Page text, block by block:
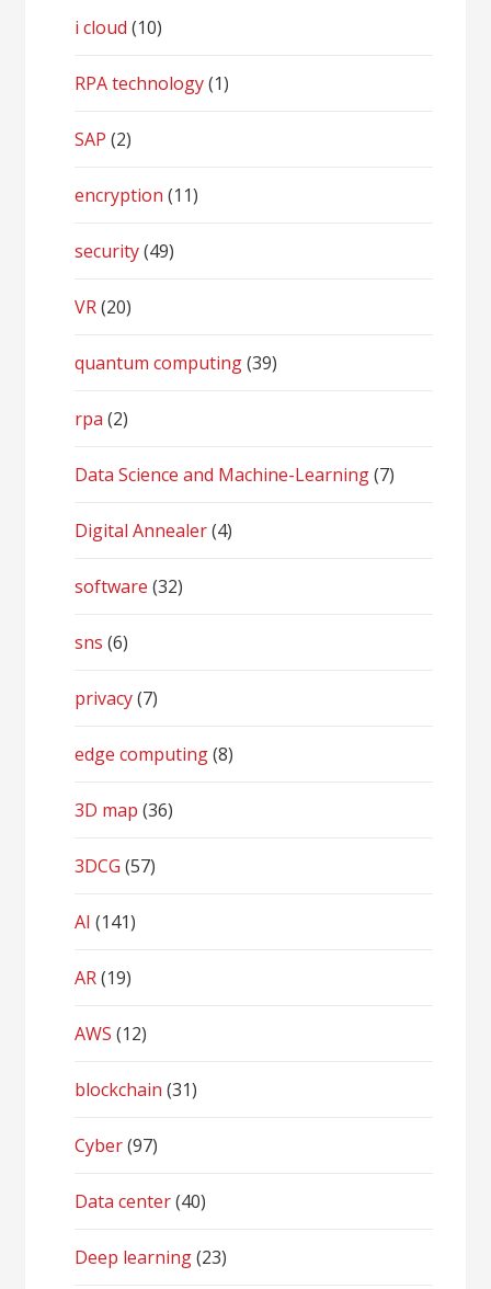
i cloud (10)
RPA technology(1)
SAP (2)
encryption (11)
security(49)
VR(20)
quantum computing(39)
rpa (2)
Data Science and Machine-Learning(7)
Digital Annealer(4)
software (32)
sns (6)
privacy(7)
edge computing(8)
3D map (36)
3DCG (57)
AI (141)
AR(19)
AWS (12)
blockchain (31)
Cyber(97)
Data center(40)
Deep learning(23)